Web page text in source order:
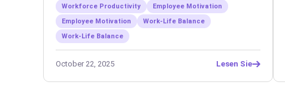
Workforce Productivity
Employee Motivation
Employee Motivation
Work-Life Balance
Work-Life Balance
October 22, 2025 Lesen Sie